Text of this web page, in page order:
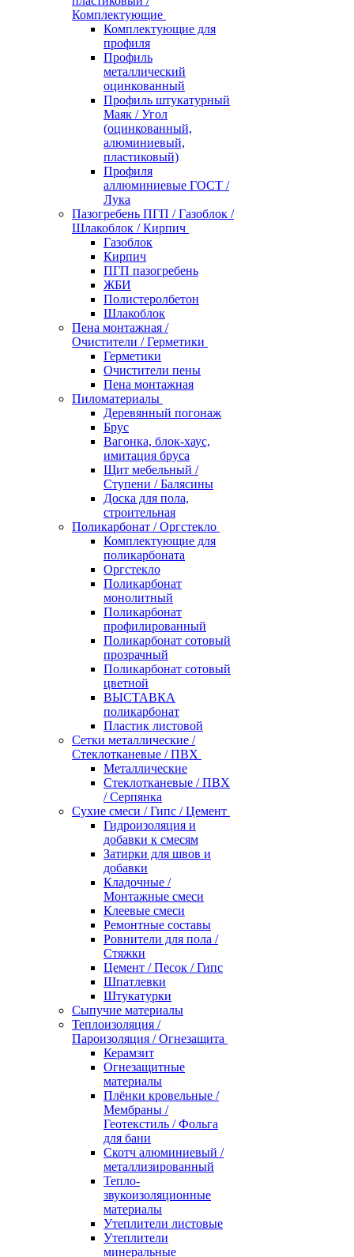
Комплектующие
Комплектующие для
профиля
Профиль
металлический
оцинкованный
Профиль штукатурный
Маяк / Угол
(оцинкованный,
алюминиевый,
пластиковый)
Профиля
аллюминиевые ГОСТ /
Лука
Пазогребень ПГП / Газоблок /
Шлакоблок / Кирпич
Газоблок
Кирпич
ПГП пазогребень
ЖБИ
Полистеролбетон
Шлакоблок
Пена монтажная /
Очистители / Герметики
Герметики
Очистители пены
Пена монтажная
Пиломатериалы
Деревянный погонаж
Брус
Вагонка, блок-хаус,
имитация бруса
Щит мебельный /
Ступени / Балясины
Доска для пола,
строительная
Поликарбонат / Оргстекло
Комплектующие для
поликарбоната
Оргстекло
Поликарбонат
монолитный
Поликарбонат
профилированный
Поликарбонат сотовый
прозрачный
Поликарбонат сотовый
цветной
ВЫСТАВКА
поликарбонат
Пластик листовой
Сетки металлические /
Стеклотканевые / ПВХ
Металлические
Стеклотканевые / ПВХ
/ Серпянка
Сухие смеси / Гипс / Цемент
Гидроизоляция и
добавки к смесям
Затирки для швов и
добавки
Кладочные /
Монтажные смеси
Клеевые смеси
Ремонтные составы
Ровнители для пола /
Стяжки
Цемент / Песок / Гипс
Шпатлевки
Штукатурки
Сыпучие материалы
Теплоизоляция /
Пароизоляция / Огнезащита
Керамзит
Огнезащитные
материалы
Плёнки кровельные /
Мембраны /
Геотекстиль / Фольга
для бани
Скотч алюминиевый /
металлизированный
Тепло-
звукоизоляционные
материалы
Утеплители листовые
Утеплители
минеральные